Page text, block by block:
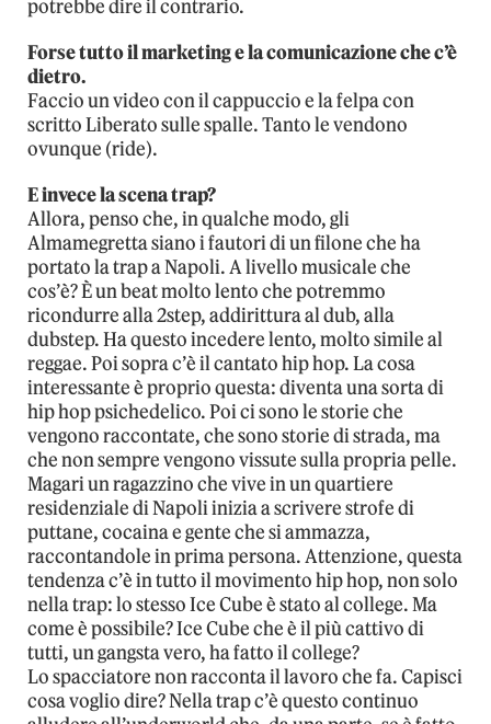
potrebbe dire il contrario.
Forse tutto il marketing e la comunicazione che c’è
dietro.
Faccio un video con il cappuccio e la felpa con
scritto Liberato sulle spalle. Tanto le vendono
ovunque (ride).
E invece la scena trap?
Allora, penso che, in qualche modo, gli
Almamegretta siano i fautori di un filone che ha
portato la trap a Napoli. A livello musicale che
cos’è? È un beat molto lento che potremmo
ricondurre alla 2step, addirittura al dub, alla
dubstep. Ha questo incedere lento, molto simile al
reggae. Poi sopra c’è il cantato hip hop. La cosa
interessante è proprio questa: diventa una sorta di
hip hop psichedelico. Poi ci sono le storie che
vengono raccontate, che sono storie di strada, ma
che non sempre vengono vissute sulla propria pelle.
Magari un ragazzino che vive in un quartiere
residenziale di Napoli inizia a scrivere strofe di
puttane, cocaina e gente che si ammazza,
raccontandole in prima persona. Attenzione, questa
tendenza c’è in tutto il movimento hip hop, non solo
nella trap: lo stesso Ice Cube è stato al college. Ma
come è possibile? Ice Cube che è il più cattivo di
tutti, un gangsta vero, ha fatto il college?
Lo spacciatore non racconta il lavoro che fa. Capisci
cosa voglio dire? Nella trap c’è questo continuo